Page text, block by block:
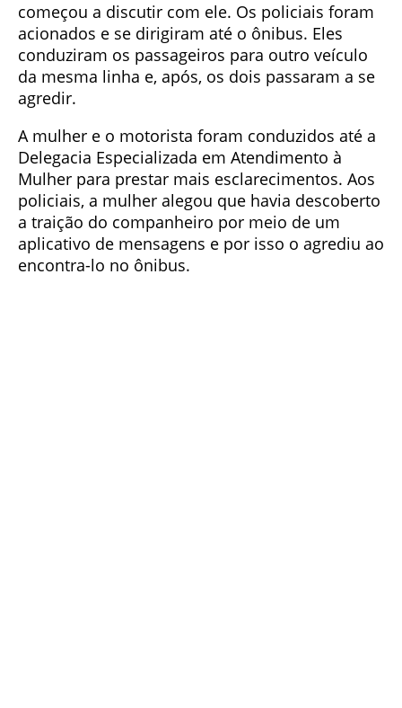
começou a discutir com ele. Os policiais foram
acionados e se dirigiram até o ônibus. Eles
conduziram os passageiros para outro veículo
da mesma linha e, após, os dois passaram a se
agredir.
A mulher e o motorista foram conduzidos até a
Delegacia Especializada em Atendimento à
Mulher para prestar mais esclarecimentos. Aos
policiais, a mulher alegou que havia descoberto
a traição do companheiro por meio de um
aplicativo de mensagens e por isso o agrediu ao
encontra-lo no ônibus.